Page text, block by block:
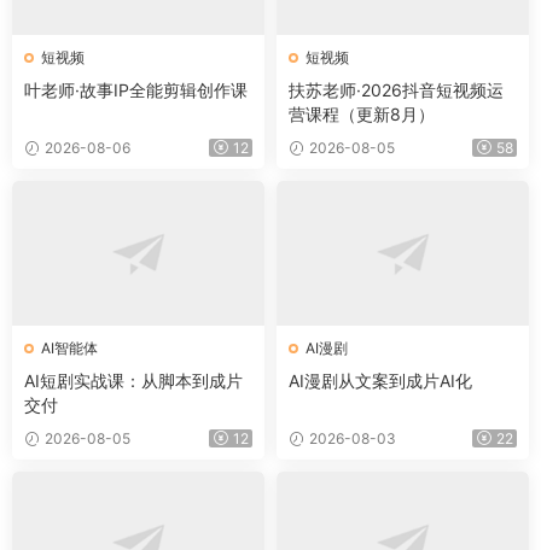
短视频
叶老师·故事IP全能剪辑创作课
2026-08-06 12
短视频
扶苏老师·2026抖音短视频运
营课程（更新8月）
2026-08-05 58
AI智能体
AI短剧实战课：从脚本到成片
交付
2026-08-05 12
AI漫剧
AI漫剧从文案到成片AI化
2026-08-03 22